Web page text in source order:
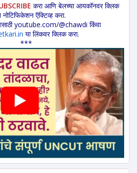
करा आणि बेलच्या आयकॉनवर क्लिक
ऍक्टिव्ह करा.
youtube.com/@chawdi किंवा
या लिंकवर क्लिक करा.
***